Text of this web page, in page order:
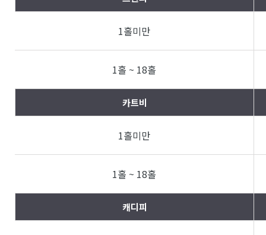
1홀미만
1홀 ~ 18홀
카트비
1홀미만
1홀 ~ 18홀
캐디피